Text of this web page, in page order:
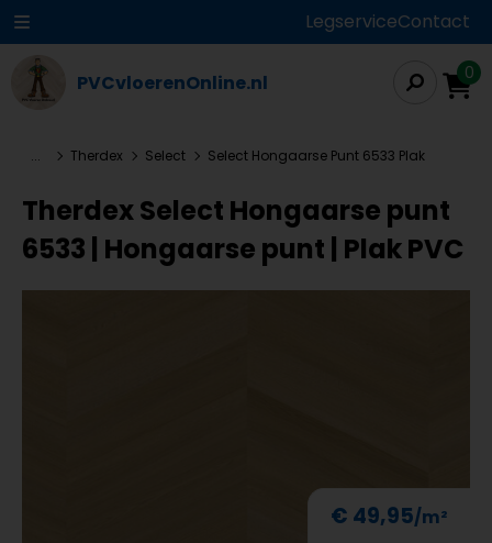
LegserviceContact
PVCvloerenOnline.nl 0
... Therdex Select Select Hongaarse Punt 6533 Plak
Therdex Select Hongaarse punt
6533 | Hongaarse punt | Plak PVC
€ 49,95